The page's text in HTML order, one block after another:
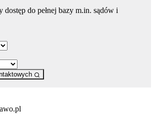
dostęp do pełnej bazy m.in. sądów i